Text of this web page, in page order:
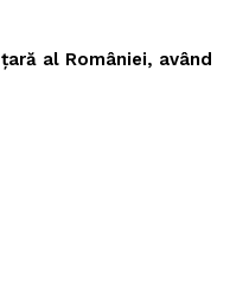
al României, având